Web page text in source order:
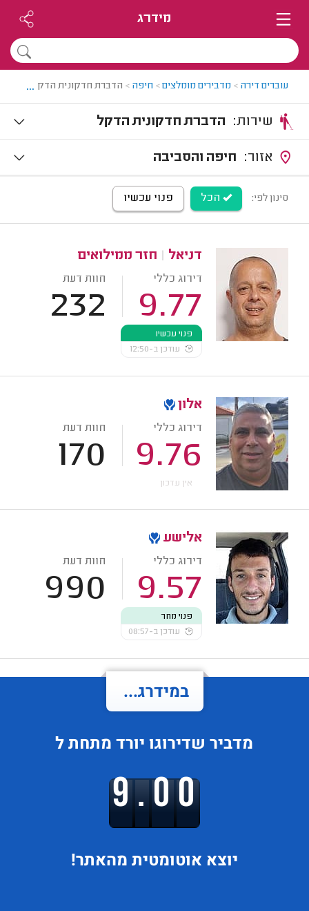
מידרג
עוברים דירה > מדבירים מומלצים> חיפה > הדברת חדקונית הדקל בחיפה
...
הדברת חדקונית הדקל
חיפה והסביבה
סינון לפי: הכל פנוי עכשיו
דניאל חזר ממילואים
דירוג כללי
9.77
חוות דעת
232
פנוי עכשיו
עודכן ב-12:50
אלון
דירוג כללי
9.76
חוות דעת
170
אין עדכון
אלישע
דירוג כללי
9.57
חוות דעת
990
פנוי מחר
עודכן ב-08:57
במידרג...
מדביר שדירוגו יורד מתחת ל
9.00
יוצא אוטומטית מהאתר!